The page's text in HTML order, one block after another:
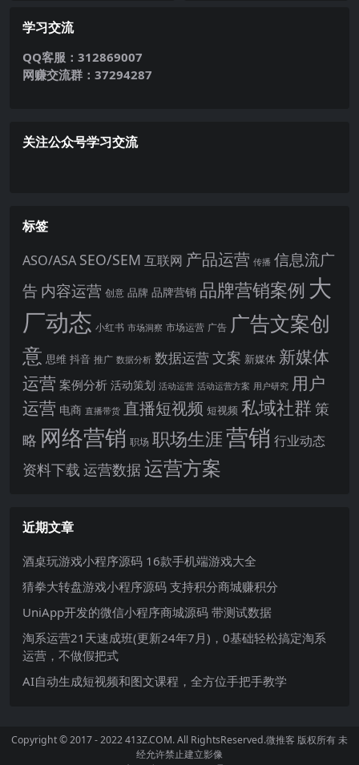
学习交流
QQ客服：312869007
网赚交流群：37294287
关注公众号学习交流
标签
ASO/ASA SEO/SEM 互联网 产品运营 传播 信息流广
告 内容运营 创意 品牌 品牌营销 品牌营销案例 大
厂动态 小红书 市场洞察 市场运营 广告 广告文案创
意 思维 抖音 推广 数据分析 数据运营 文案 新媒体 新媒体
运营 案例分析 活动策划 活动运营 活动运营方案 用户研究 用户
运营 电商 直播带货 直播短视频 短视频 私域社群 策
略 网络营销 职场 职场生涯营销 行业动态
资料下载 运营数据运营方案
近期文章
酒桌玩游戏小程序源码 16款手机端游戏大全
猜拳大转盘游戏小程序源码 支持积分商城赚积分
UniApp开发的微信小程序商城源码 带测试数据
淘系运营21天速成班(更新24年7月)，0基础轻松搞定淘系
运营，不做假把式
AI自动生成短视频和图文课程，全方位手把手教学
Copyright © 2017 - 2022 413Z.COM. All RightsReserved.微推客 版权所有 未
经允许禁止建立影像